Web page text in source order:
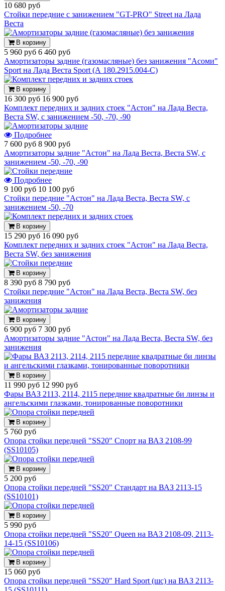
10 680 руб
Стойки передние с занижением "GT-PRO" Street на Лада
Веста
В корзину
5 960 руб 6 460 руб
Амортизаторы задние (газомасляные) без занижения "Асоми"
Sport на Лада Веста Sport (А 180.2915.004-С)
В корзину
16 300 руб 16 900 руб
Комплект передних и задних стоек "Астон" на Лада Веста,
Веста SW, с занижением -50, -70, -90
Подробнее
7 600 руб 8 900 руб
Амортизаторы задние "Астон" на Лада Веста, Веста SW, с
занижением -50, -70, -90
Подробнее
9 100 руб 10 100 руб
Стойки передние "Астон" на Лада Веста, Веста SW, с
занижением -50, -70
В корзину
15 290 руб 16 090 руб
Комплект передних и задних стоек "Астон" на Лада Веста,
Веста SW, без занижения
В корзину
8 390 руб 8 790 руб
Стойки передние "Астон" на Лада Веста, Веста SW, без
занижения
В корзину
6 900 руб 7 300 руб
Амортизаторы задние "Астон" на Лада Веста, Веста SW, без
занижения
В корзину
11 990 руб 12 990 руб
Фары ВАЗ 2113, 2114, 2115 передние квадратные би линзы и
ангельскими глазками, тонированные поворотники
В корзину
5 760 руб
Опора стойки передней "SS20" Спорт на ВАЗ 2108-99
(SS10105)
В корзину
5 200 руб
Опора стойки передней "SS20" Стандарт на ВАЗ 2113-15
(SS10101)
В корзину
5 990 руб
Опора стойки передней "SS20" Queen на ВАЗ 2108-09, 2113-
14-15 (SS10106)
В корзину
15 060 руб
Опора стойки передней "SS20" Hard Sport (шс) на ВАЗ 2113-